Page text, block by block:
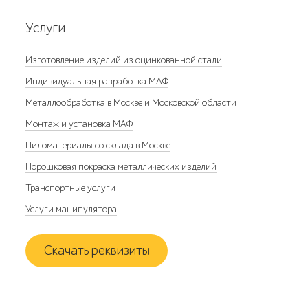
Услуги
Изготовление изделий из оцинкованной стали
Индивидуальная разработка МАФ
Металлообработка в Москве и Московской области
Монтаж и установка МАФ
Пиломатериалы со склада в Москве
Порошковая покраска металлических изделий
Транспортные услуги
Услуги манипулятора
Скачать реквизиты